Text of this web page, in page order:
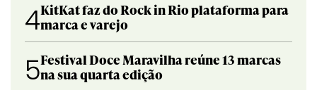
4KitKat faz do Rock in Rio plataforma para
marca e varejo
5Festival Doce Maravilha reúne 13 marcas
na sua quarta edição